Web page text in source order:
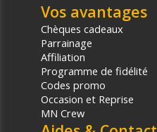
Vos avantages
Chèques cadeaux
Parrainage
Affiliation
Programme de fidélité
Codes promo
Occasion et Reprise
MN Crew